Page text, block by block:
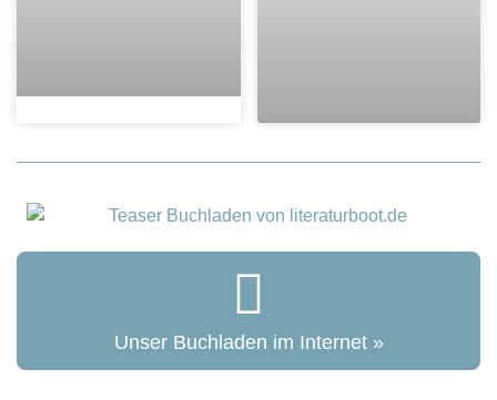
Unser Buchladen im Internet »